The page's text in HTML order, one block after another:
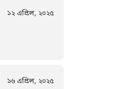
১২ এপ্রিল, ২০২৫
১৬ এপ্রিল, ২০২৫